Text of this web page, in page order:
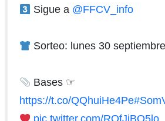
Sigue a @FFCV_info
Sorteo: lunes 30
Bases ☞
https://t.co/QQhuiHe4Pe